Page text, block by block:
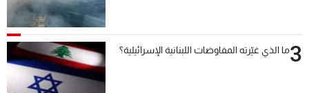
3ما الذي غيّرته المفاوضات اللبنانية الإسرائيلية؟